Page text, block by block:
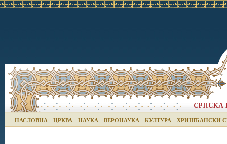
НАСЛОВНА ЦРКВА НАУКА ВЕРОНАУКА КУЛТУРА ХРИШЋАНСКИ